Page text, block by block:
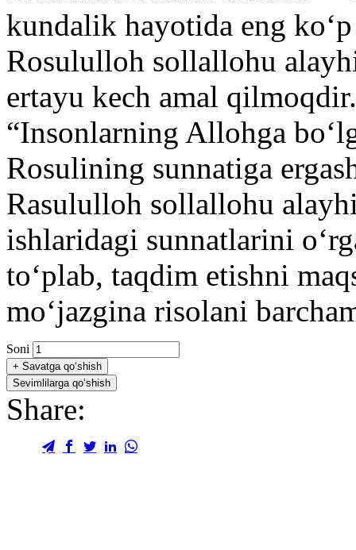
kundalik hayotida eng
Rosululloh sollallohu
ertayu kech amal
“Insonlarning Allohga
Rosulining sunnatiga
Rasululloh sollallohu
ishlaridagi sunnatlarini
toʻplab, taqdim etishni
moʻjazgina risolani
Soni
+ Savatga qo‘shish
Sevimlilarga qo‘shish
Share: